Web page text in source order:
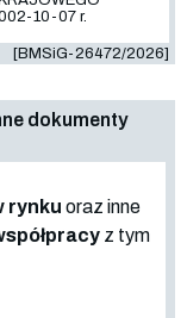
10-07 r.
[BMSiG-26472/2026]
dokumenty
rynku oraz inne
z tym